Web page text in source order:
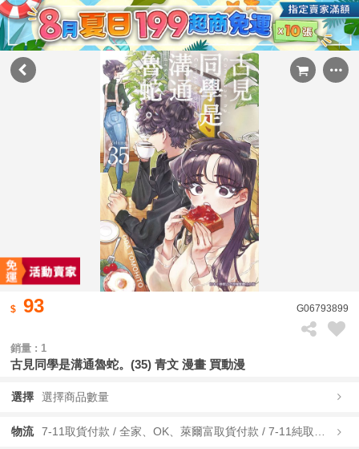
93 G06793899
銷量 : 1
古見同學是溝通魯蛇。(35) 青文 漫畫 買動漫
選擇 選擇商品數量
物流